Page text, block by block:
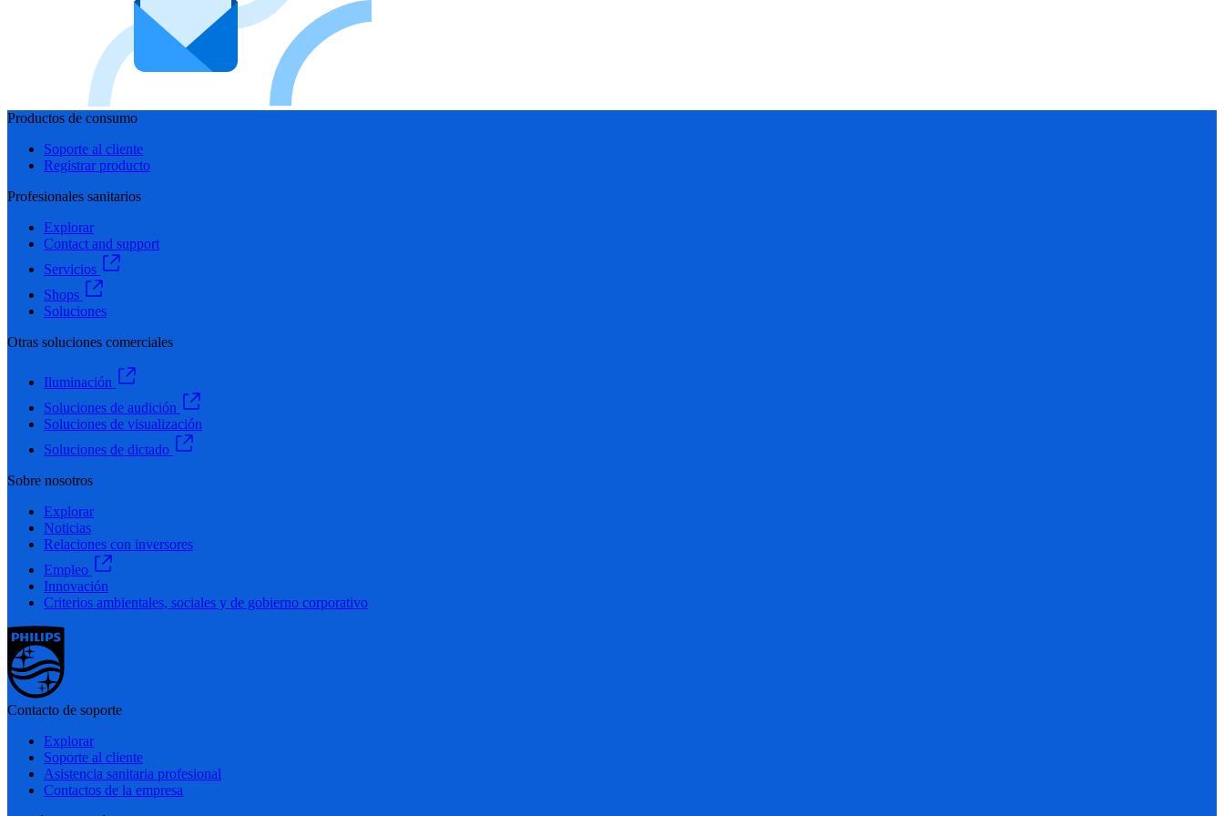
Productos de consumo
Soporte al cliente
Registrar producto
Profesionales sanitarios
Explorar
Contact and support
Servicios
Shops
Soluciones
Otras soluciones comerciales
Iluminación
Soluciones de audición
Soluciones de visualización
Soluciones de dictado
Sobre nosotros
Explorar
Noticias
Relaciones con inversores
Empleo
Innovación
Criterios ambientales, sociales y de gobierno corporativo
Contacto de soporte
Explorar
Soporte al cliente
Asistencia sanitaria profesional
Contactos de la empresa